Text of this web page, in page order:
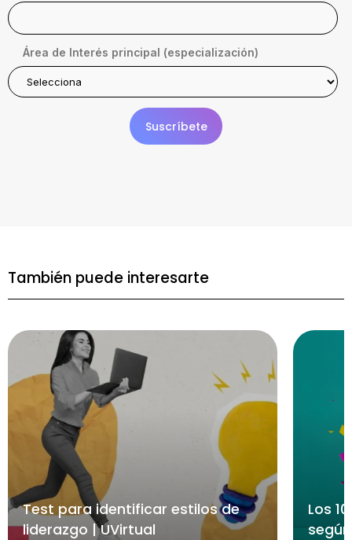
Área de Interés principal (especialización)
También puede interesarte
Test para identificar estilos de
liderazgo | UVirtual
Los